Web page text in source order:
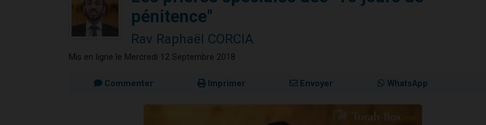
pénitence"
Rav Raphaël CORCIA
Mis en ligne le Mercredi 12 Septembre 2018
Commenter Imprimer Envoyer WhatsApp